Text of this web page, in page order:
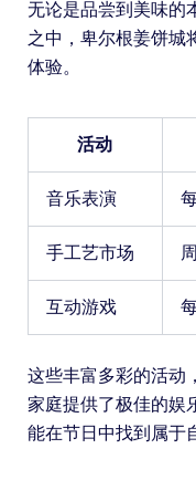
无论是品尝到美味的
之中，卑尔根姜饼城
体验。
活动
音乐表演
手工艺市场
互动游戏
这些丰富多彩的活动
家庭提供了极佳的娱
能在节日中找到属于